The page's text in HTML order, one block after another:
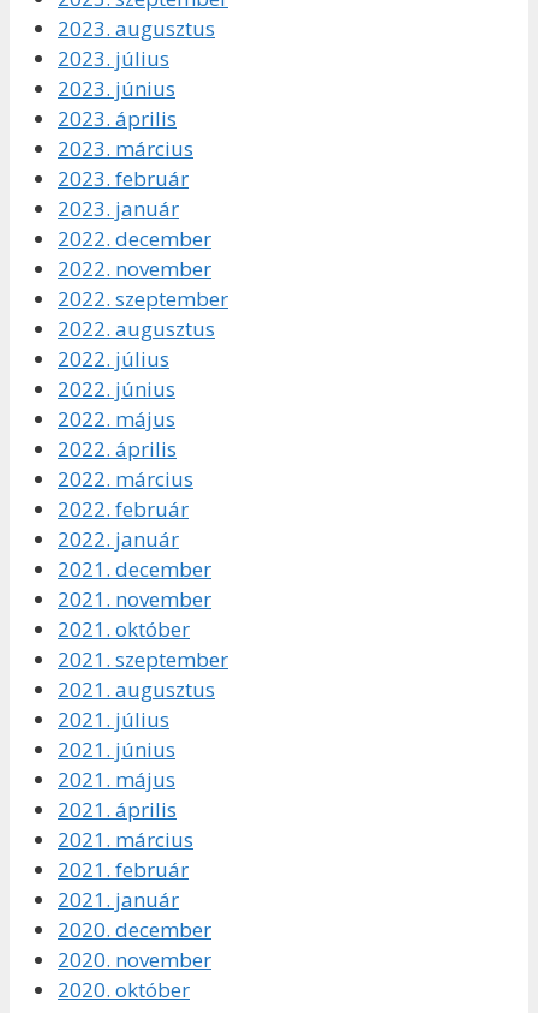
2023. augusztus
2023. július
2023. június
2023. április
2023. március
2023. február
2023. január
2022. december
2022. november
2022. szeptember
2022. augusztus
2022. július
2022. június
2022. május
2022. április
2022. március
2022. február
2022. január
2021. december
2021. november
2021. október
2021. szeptember
2021. augusztus
2021. július
2021. június
2021. május
2021. április
2021. március
2021. február
2021. január
2020. december
2020. november
2020. október